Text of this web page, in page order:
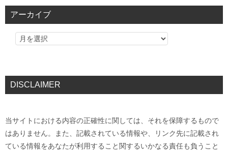
アーカイブ
DISCLAIMER
当サイトにおける内容の正確性に関しては、それを保障するもので
はありません。また、記載されている情報や、リンク先に記載され
ている情報をあなたが利用すること関するいかなる責任も負うこと